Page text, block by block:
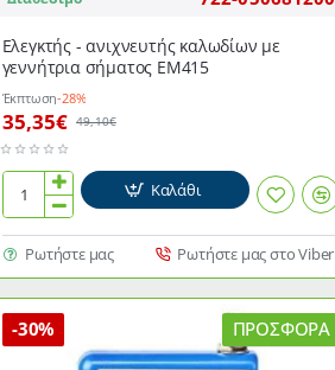
Ελεγκτής - ανιχνευτής καλωδίων με
γεννήτρια σήματος EM415
Έκπτωση-28%
35,35€ 49,10€
Ελεγκτής
ανιχνευτής
καλωδίων
με
γεννήτρια
σήματος
Καλάθι
Ρωτήστε μας Ρωτήστε μας στο Viber
ΠΡΟΣΦΟΡΆ
-30%